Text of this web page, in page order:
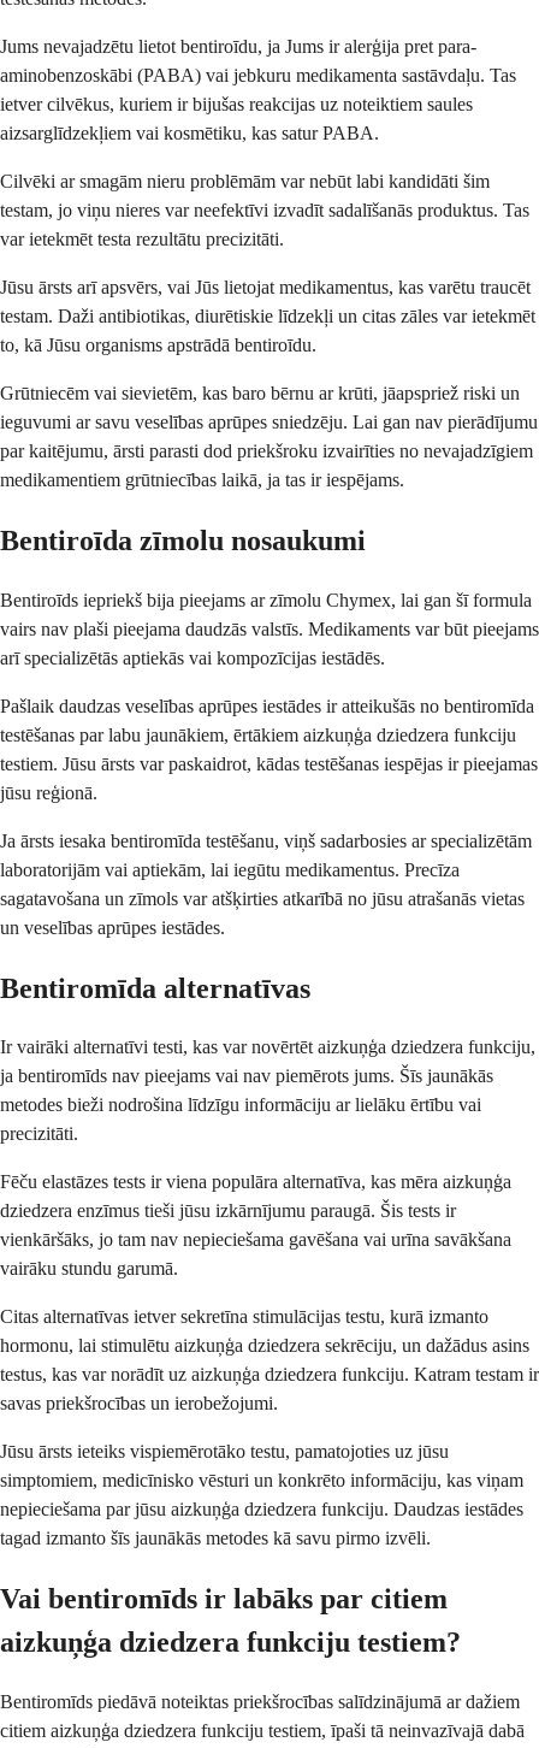
Jums nevajadzētu lietot bentiroīdu, ja Jums ir alerģija pret para-
aminobenzoskābi (PABA) vai jebkuru medikamenta sastāvdaļu. Tas
ietver cilvēkus, kuriem ir bijušas reakcijas uz noteiktiem saules
aizsarglīdzekļiem vai kosmētiku, kas satur PABA.
Cilvēki ar smagām nieru problēmām var nebūt labi kandidāti šim
testam, jo viņu nieres var neefektīvi izvadīt sadalīšanās produktus. Tas
var ietekmēt testa rezultātu precizitāti.
Jūsu ārsts arī apsvērs, vai Jūs lietojat medikamentus, kas varētu traucēt
testam. Daži antibiotikas, diurētiskie līdzekļi un citas zāles var ietekmēt
to, kā Jūsu organisms apstrādā bentiroīdu.
Grūtniecēm vai sievietēm, kas baro bērnu ar krūti, jāapspriež riski un
ieguvumi ar savu veselības aprūpes sniedzēju. Lai gan nav pierādījumu
par kaitējumu, ārsti parasti dod priekšroku izvairīties no nevajadzīgiem
medikamentiem grūtniecības laikā, ja tas ir iespējams.
Bentiroīda zīmolu nosaukumi
Bentiroīds iepriekš bija pieejams ar zīmolu Chymex, lai gan šī formula
vairs nav plaši pieejama daudzās valstīs. Medikaments var būt pieejams
arī specializētās aptiekās vai kompozīcijas iestādēs.
Pašlaik daudzas veselības aprūpes iestādes ir atteikušās no bentiromīda
testēšanas par labu jaunākiem, ērtākiem aizkuņģa dziedzera funkciju
testiem. Jūsu ārsts var paskaidrot, kādas testēšanas iespējas ir pieejamas
jūsu reģionā.
Ja ārsts iesaka bentiromīda testēšanu, viņš sadarbosies ar specializētām
laboratorijām vai aptiekām, lai iegūtu medikamentus. Precīza
sagatavošana un zīmols var atšķirties atkarībā no jūsu atrašanās vietas
un veselības aprūpes iestādes.
Bentiromīda alternatīvas
Ir vairāki alternatīvi testi, kas var novērtēt aizkuņģa dziedzera funkciju,
ja bentiromīds nav pieejams vai nav piemērots jums. Šīs jaunākās
metodes bieži nodrošina līdzīgu informāciju ar lielāku ērtību vai
precizitāti.
Fēču elastāzes tests ir viena populāra alternatīva, kas mēra aizkuņģa
dziedzera enzīmus tieši jūsu izkārnījumu paraugā. Šis tests ir
vienkāršāks, jo tam nav nepieciešama gavēšana vai urīna savākšana
vairāku stundu garumā.
Citas alternatīvas ietver sekretīna stimulācijas testu, kurā izmanto
hormonu, lai stimulētu aizkuņģa dziedzera sekrēciju, un dažādus asins
testus, kas var norādīt uz aizkuņģa dziedzera funkciju. Katram testam ir
savas priekšrocības un ierobežojumi.
Jūsu ārsts ieteiks vispiemērotāko testu, pamatojoties uz jūsu
simptomiem, medicīnisko vēsturi un konkrēto informāciju, kas viņam
nepieciešama par jūsu aizkuņģa dziedzera funkciju. Daudzas iestādes
tagad izmanto šīs jaunākās metodes kā savu pirmo izvēli.
Vai bentiromīds ir labāks par citiem
aizkuņģa dziedzera funkciju testiem?
Bentiromīds piedāvā noteiktas priekšrocības salīdzinājumā ar dažiem
citiem aizkuņģa dziedzera funkciju testiem, īpaši tā neinvazīvajā dabā